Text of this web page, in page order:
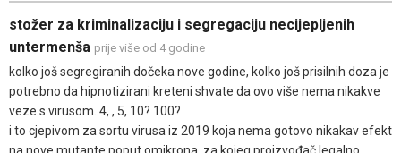
stožer za kriminalizaciju i segregaciju necijepljenih
untermenša prije više od 4 godine
kolko još segregiranih dočeka nove godine, kolko još prisilnih doza je
potrebno da hipnotizirani kreteni shvate da ovo više nema nikakve
veze s virusom. 4, , 5, 10? 100?
i to cjepivom za sortu virusa iz 2019 koja nema gotovo nikakav efekt